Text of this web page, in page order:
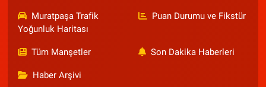
Muratpaşa Trafik
Yoğunluk Haritası
Puan Durumu ve Fikstür
Tüm Manşetler Son Dakika Haberleri
Haber Arşivi